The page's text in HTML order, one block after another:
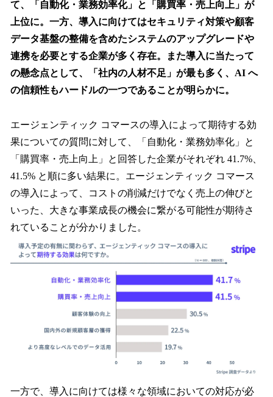
て、「自動化・業務効率化」と「購買率・売上向上」が
上位に。一方、導入に向けてはセキュリティ対策や顧客
データ基盤の整備を含めたシステムのアップグレードや
連携を必要とする企業が多く存在。また導入に当たって
の懸念点として、「社内の人材不足」が最も多く、AI へ
の信頼性もハードルの一つであることが明らかに。
エージェンティック コマースの導入によって期待する効
果についての質問に対して、「自動化・業務効率化」と
「購買率・売上向上」と回答した企業がそれぞれ 41.7%、
41.5% と順に多い結果に。エージェンティック コマース
の導入によって、コストの削減だけでなく売上の伸びと
いった、大きな事業成長の機会に繋がる可能性が期待さ
れていることが分かりました。
一方で、導入に向けては様々な領域においての対応が必